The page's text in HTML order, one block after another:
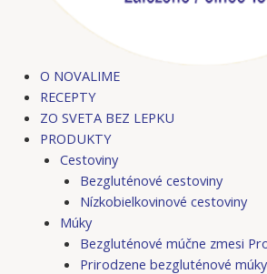
O NOVALIME
RECEPTY
ZO SVETA BEZ LEPKU
PRODUKTY
Cestoviny
Bezgluténové cestoviny
Nízkobielkovinové cestoviny
Múky
Bezgluténové múčne zmesi
Prirodzene bezgluténové múky